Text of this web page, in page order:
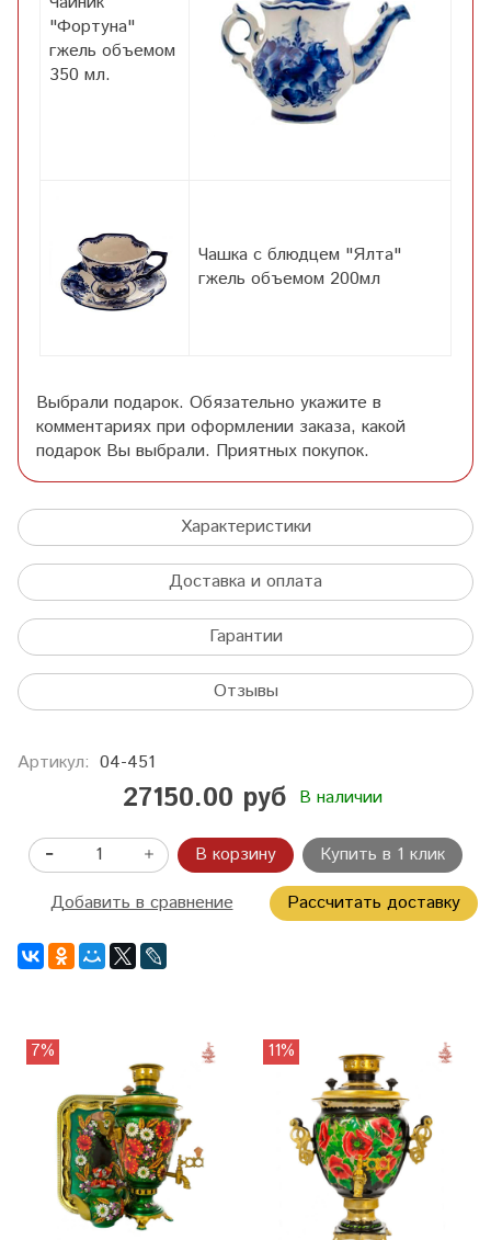
"Фортуна"
гжель объемом
350 мл.
Чашка с блюдцем "Ялта"
гжель объемом 200мл
Выбрали подарок. Обязательно укажите в
комментариях при оформлении заказа, какой
подарок Вы выбрали. Приятных покупок.
Характеристики
Доставка и оплата
Гарантии
Отзывы
Артикул: 04-451
27150.00 руб В наличии
В корзину
Купить в 1 клик
Добавить в сравнение
Рассчитать доставку
7% 11%